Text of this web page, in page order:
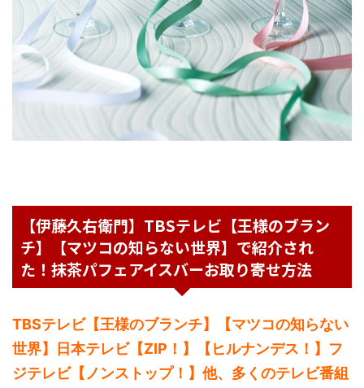
【伊藤久右衛門】TBSテレビ【王様のブラン
チ】【マツコの知らない世界】で紹介され
た！抹茶パフェアイスバーお取り寄せ方法
TBSテレビ【王様のブランチ】【マツコの知らない
世界】日本テレビ【ZIP！】【ヒルナンデス！】フ
ジテレビ【ノンストップ！】他、多くのテレビ番組